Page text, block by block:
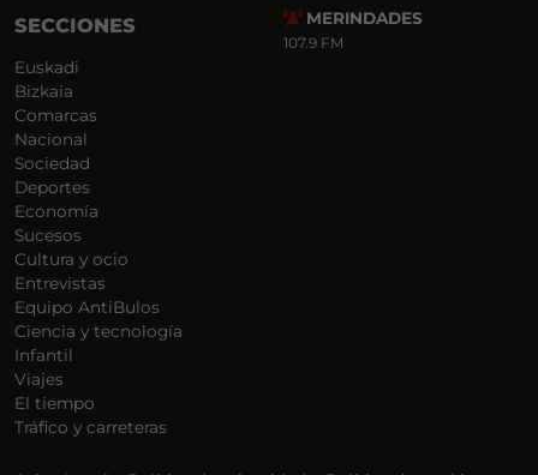
SECCIONES
Euskadi
Bizkaia
Comarcas
Nacional
Sociedad
Deportes
Economía
Sucesos
Cultura y ocio
Entrevistas
Equipo AntiBulos
Ciencia y tecnología
Infantil
Viajes
El tiempo
Tráfico y carreteras
MERINDADES
107.9 FM